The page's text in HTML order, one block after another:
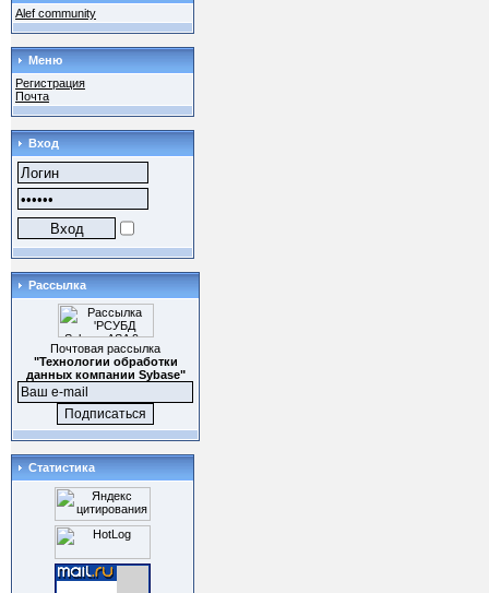
Alef community
Меню
Регистрация
Почта
Вход
Рассылка
Почтовая рассылка
"Технологии обработки
данных компании Sybase"
Статистика